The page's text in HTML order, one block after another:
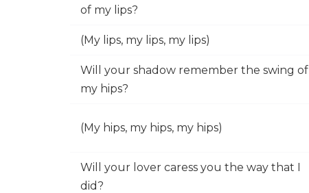
of my lips?
(My lips, my lips, my lips)
Will your shadow remember the swing of
my hips?
(My hips, my hips, my hips)
Will your lover caress you the way that I
did?